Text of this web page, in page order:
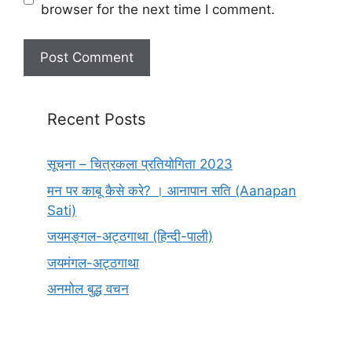
browser for the next time I comment.
Recent Posts
सूचना – चित्रकला प्रतियोगिता 2023
मन पर काबू कैसे करे? । आनापान सति (Aanapan
Sati)
जयमङ्गल-अट्ठगाथा (हिन्दी-पाली)
जयमंगल-अट्ठगाथा
अनमोल बुद्ध वचन